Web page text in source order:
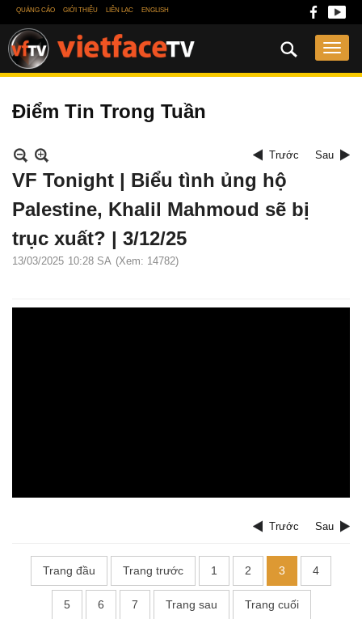
QUẢNG CÁO GIỚI THIỆU LIÊN LẠC ENGLISH
Điểm Tin Trong Tuần
Trước Sau
VF Tonight | Biểu tình ủng hộ
Palestine, Khalil Mahmoud sẽ bị
trục xuất? | 3/12/25
13/03/2025 10:28 SA (Xem: 14782)
Trước Sau
Trang đầu Trang trước 1 2 3 4
5 6 7 Trang sau Trang cuối